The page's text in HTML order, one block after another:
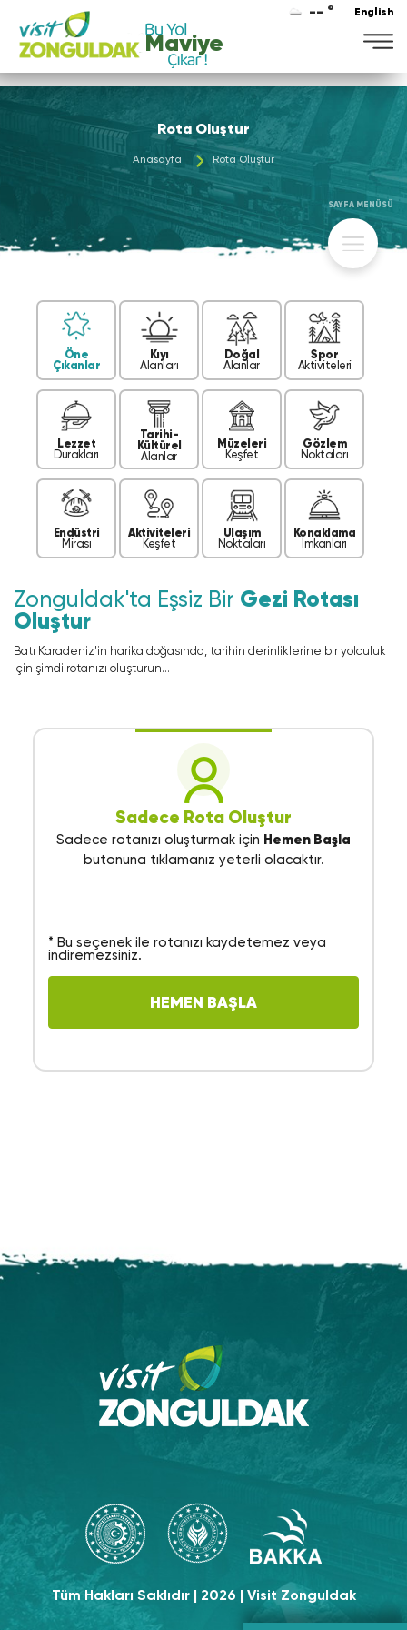
-- ° English
Maviye
Rota Oluştur
Anasayfa Rota Oluştur
SAYFA MENÜSÜ
Öne
Çıkanlar
Kıyı
Alanları
Doğal
Alanlar
Spor
Aktiviteleri
Lezzet
Durakları
Tarihi-
Kültürel
Alanlar
Müzeleri
Keşfet
Gözlem
Noktaları
Endüstri
Mirası
Aktiviteleri
Keşfet
Ulaşım
Noktaları
Konaklama
İmkanları
Zonguldak'ta Eşsiz Bir Gezi Rotası
Oluştur
Batı Karadeniz'in harika doğasında, tarihin derinliklerine bir yolculuk
için şimdi rotanızı oluşturun...
Sadece Rota Oluştur
Sadece rotanızı oluşturmak için Hemen Başla
butonuna tıklamanız yeterli olacaktır.
* Bu seçenek ile rotanızı kaydetemez veya
indiremezsiniz.
HEMEN BAŞLA
Tüm Hakları Saklıdır | 2026 | Visit Zonguldak